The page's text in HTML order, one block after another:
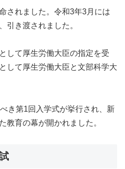
されました。令和3年3月には
引き渡されました。
して厚生労働大臣の指定を受
して厚生労働大臣と文部科学大
き第1回入学式が挙行され、新
教育の幕が開かれました。